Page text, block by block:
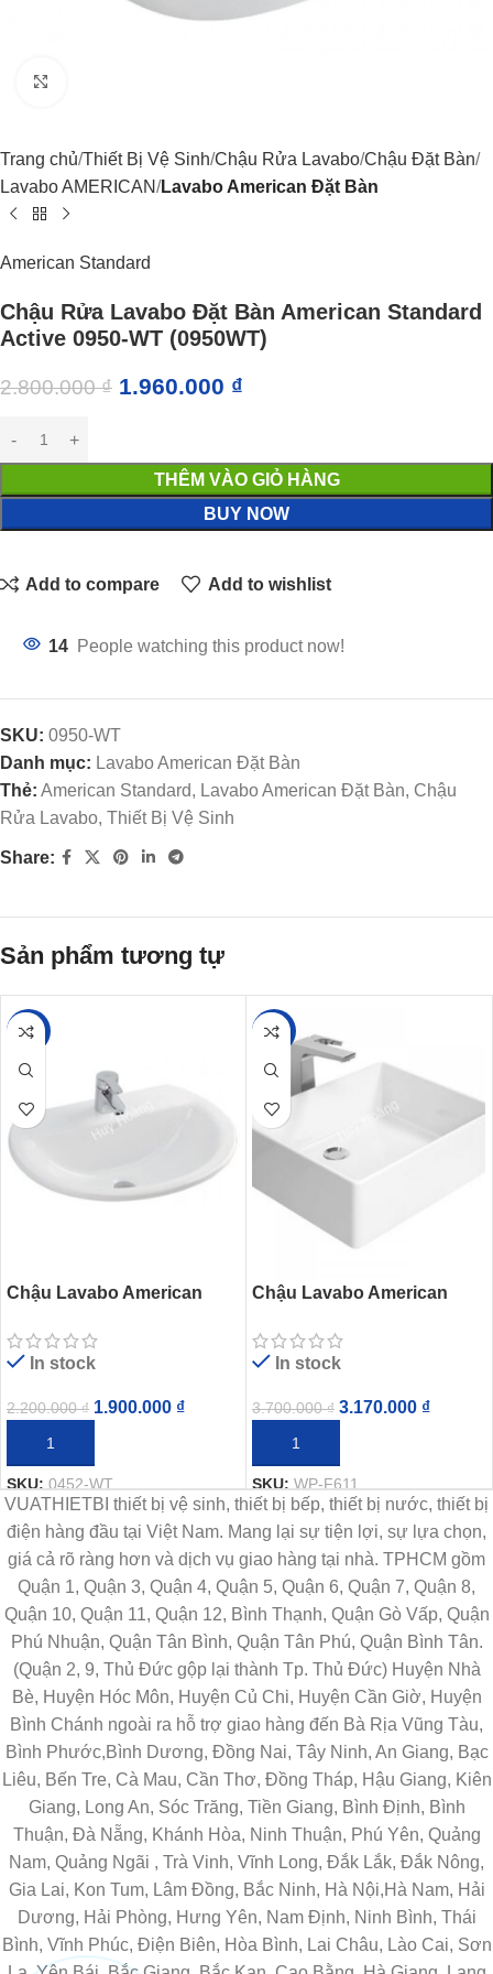
Trang chủ Thiết Bị Vệ Sinh Chậu Rửa Lavabo Chậu Đặt Bàn
Lavabo AMERICAN Lavabo American Đặt Bàn
American Standard
Chậu Rửa Lavabo Đặt Bàn American Standard
Active 0950-WT (0950WT)
2.800.000₫ 1.960.000 ₫
THÊM VÀO GIỎ HÀNG
BUY NOW
Add to compare Add to wishlist
14 People watching this product now!
SKU: 0950-WT
Danh mục: Lavabo American Đặt Bàn
Thẻ: American Standard, Lavabo American Đặt Bàn, Chậu
Rửa Lavabo, Thiết Bị Vệ Sinh
Share:
Sản phẩm tương tự
-14%
Chậu Lavabo American
(0452WT) Dương Bàn
In stock
2.200.000₫ 1.900.000 ₫
THÊM VÀO GIỎ HÀNG
SKU:0452-WT
-14%
Chậu Lavabo American
(WPF611) Đặt Bàn
In stock
3.700.000₫ 3.170.000 ₫
THÊM VÀO GIỎ HÀNG
SKU:WP-F611
VUATHIETBI thiết bị vệ sinh, thiết bị bếp, thiết bị nước, thiết bị
điện hàng đầu tại Việt Nam. Mang lại sự tiện lợi, sự lựa chọn,
giá cả rõ ràng hơn và dịch vụ giao hàng tại nhà. TPHCM gồm
Quận 1, Quận 3, Quận 4, Quận 5, Quận 6, Quận 7, Quận 8,
Quận 10, Quận 11, Quận 12, Bình Thạnh, Quận Gò Vấp, Quận
Phú Nhuận, Quận Tân Bình, Quận Tân Phú, Quận Bình Tân.
(Quận 2, 9, Thủ Đức gộp lại thành Tp. Thủ Đức) Huyện Nhà
Bè, Huyện Hóc Môn, Huyện Củ Chi, Huyện Cần Giờ, Huyện
Bình Chánh ngoài ra hỗ trợ giao hàng đến Bà Rịa Vũng Tàu,
Bình Phước,Bình Dương, Đồng Nai, Tây Ninh, An Giang, Bạc
Liêu, Bến Tre, Cà Mau, Cần Thơ, Đồng Tháp, Hậu Giang, Kiên
Giang, Long An, Sóc Trăng, Tiền Giang, Bình Định, Bình
Thuận, Đà Nẵng, Khánh Hòa, Ninh Thuận, Phú Yên, Quảng
Nam, Quảng Ngãi , Trà Vinh, Vĩnh Long, Đắk Lắk, Đắk Nông,
Gia Lai, Kon Tum, Lâm Đồng, Bắc Ninh, Hà Nội,Hà Nam, Hải
Dương, Hải Phòng, Hưng Yên, Nam Định, Ninh Bình, Thái
Bình, Vĩnh Phúc, Điện Biên, Hòa Bình, Lai Châu, Lào Cai, Sơn